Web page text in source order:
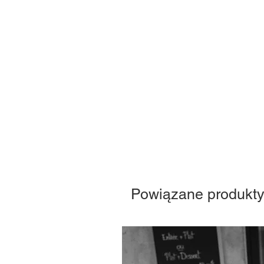
Powiązane produkty